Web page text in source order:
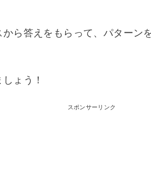
から答えをもらって、パターン
ょう！
スポンサーリンク